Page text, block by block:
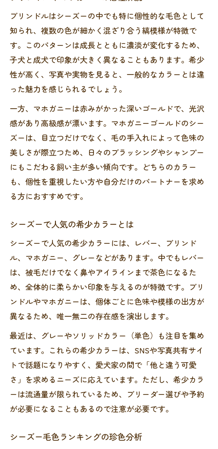
ブリンドルはシーズーの中でも特に個性的な毛色として
知られ、複数の色が細かく混ざり合う縞模様が特徴で
す。このパターンは成長とともに濃淡が変化するため、
子犬と成犬で印象が大きく異なることもあります。希少
性が高く、写真や実物を見ると、一般的なカラーとは違
った魅力を感じられるでしょう。
一方、マホガニーは赤みがかった深いゴールドで、光沢
感があり高級感が漂います。マホガニーゴールドのシー
ズーは、目立つだけでなく、毛の手入れによって色味の
美しさが際立つため、日々のブラッシングやシャンプー
にもこだわる飼い主が多い傾向です。どちらのカラー
も、個性を重視したい方や自分だけのパートナーを求め
る方におすすめです。
シーズーで人気の希少カラーとは
シーズーで人気の希少カラーには、レバー、ブリンド
ル、マホガニー、グレーなどがあります。中でもレバー
は、被毛だけでなく鼻やアイラインまで茶色になるた
め、全体的に柔らかい印象を与えるのが特徴です。ブリ
ンドルやマホガニーは、個体ごとに色味や模様の出方が
異なるため、唯一無二の存在感を演出します。
最近は、グレーやソリッドカラー（単色）も注目を集め
ています。これらの希少カラーは、SNSや写真共有サイ
トで話題になりやすく、愛犬家の間で「他と違う可愛
さ」を求めるニーズに応えています。ただし、希少カラ
ーは流通量が限られているため、ブリーダー選びや予約
が必要になることもあるので注意が必要です。
シーズー毛色ランキングの珍色分析